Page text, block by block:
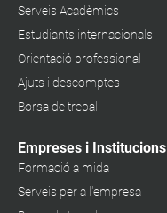
Serveis Acadèmics
Estudiants internacionals
Orientació professional
Ajuts i descomptes
Borsa de treball
Empreses i Institucions
Formació a mida
Serveis per a l'empresa